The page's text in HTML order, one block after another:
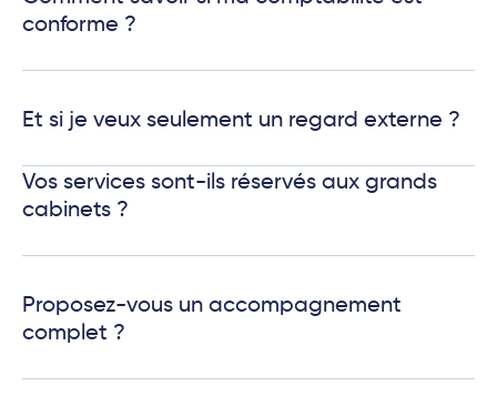
conforme ?
Et si je veux seulement un regard externe ?
Vos services sont-ils réservés aux grands
cabinets ?
Proposez-vous un accompagnement
complet ?